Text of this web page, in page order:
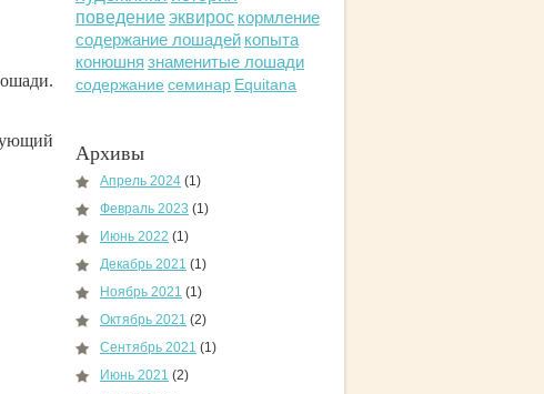
поведениеэквирос кормление
содержание лошадей копыта
конюшня знаменитые лошади
содержание семинар Equitana
Архивы
Апрель 2024 (1)
Февраль 2023 (1)
Июнь 2022 (1)
Декабрь 2021 (1)
Ноябрь 2021 (1)
Октябрь 2021 (2)
Сентябрь 2021 (1)
Июнь 2021 (2)